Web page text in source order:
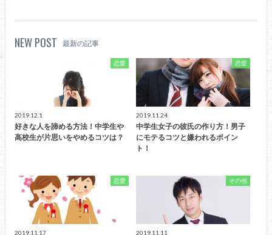
NEW POST 最新の記事
恋愛
2019.12.1
好きな人を諦める方法！中学生や
高校生が片思いをやめるコツは？
恋愛
2019.11.24
中学生女子の彼氏の作り方！男子
にモテるコツと嫌われるポイン
ト！
恋愛
2019.11.17
その他
2019.11.11